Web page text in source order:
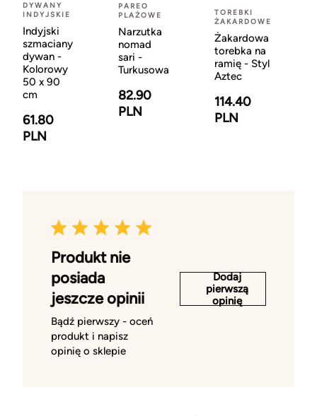
DYWANY
INDYJSKIE
Indyjski
szmaciany
dywan -
Kolorowy
50 x 90
cm
61.80
PLN
PAREO
PLAŻOWE
Narzutka
nomad
sari -
Turkusowa
82.90
PLN
TOREBKI
ŻAKARDOWE
Żakardowa
torebka na
ramię - Styl
Aztec
114.40
PLN
Produkt nie
posiada
jeszcze opinii
Bądź pierwszy - oceń
produkt i napisz
opinię o sklepie
Dodaj
pierwszą
opinię